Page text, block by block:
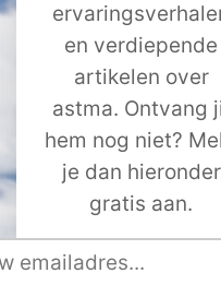
en verdiepende
artikelen over
astma. Ontvang
hem nog niet?
je dan hieronder
gratis aan.